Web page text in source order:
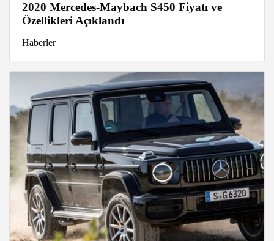
2020 Mercedes-Maybach S450 Fiyatı ve
Özellikleri Açıklandı
Haberler